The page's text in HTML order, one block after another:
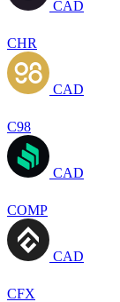
CAD
CHR
CAD
C98
CAD
COMP
CAD
CFX